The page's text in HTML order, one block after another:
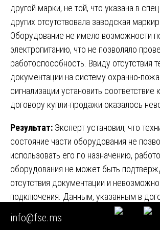
другой марки, не той, что указана в
других отсутствовала заводская
Оборудование не имело возможности
электропитанию, что не позволяло
работоспособность. Ввиду отсутствия
документации на систему охранно-
сигнализации установить соответствие
договору купли-продажи оказалось
Результат: Эксперт установил, что
состояние части оборудования не
использовать его по назначению,
оборудования не может быть
отсутствия документации и
подключения. Данным, указанным в
соответствовали лишь отдельные
первоначальное заключение содержало
info@fse.ms